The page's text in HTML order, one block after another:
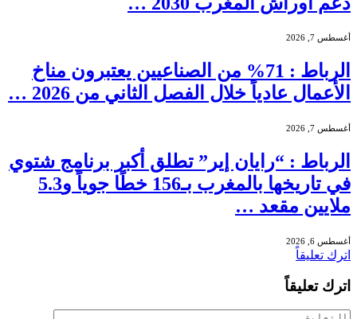
أغسطس 7, 2026
الرباط : 71% من الصناعيين يعتبرون مناخ
الأعمال عادياً خلال الفصل الثاني من 2026 …
أغسطس 7, 2026
الرباط : “رايان إير” تطلق أكبر برنامج شتوي
في تاريخها بالمغرب بـ156 خطًا جوياً و5.3
ملايين مقعد …
أغسطس 6, 2026
اترك تعليقاً
اترك تعليقاً